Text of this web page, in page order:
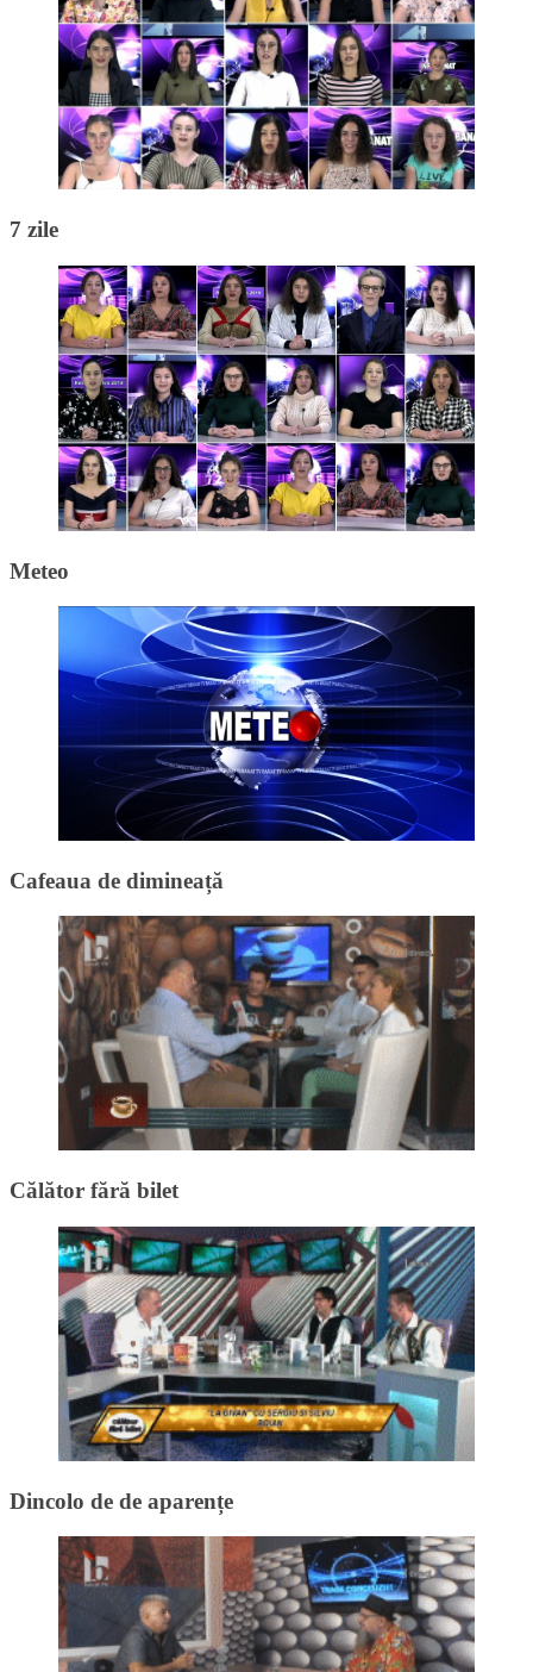
7 zile
Meteo
Cafeaua de dimineață
Călător fără bilet
Dincolo de de aparențe